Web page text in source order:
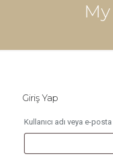
Giriş Yap
Kullanıcı adı veya e-